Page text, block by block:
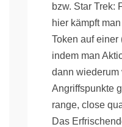
bzw. Star Trek:
hier kämpft
Token auf einer
indem man
dann wiederum
Angriffspunkte
range, close
Das